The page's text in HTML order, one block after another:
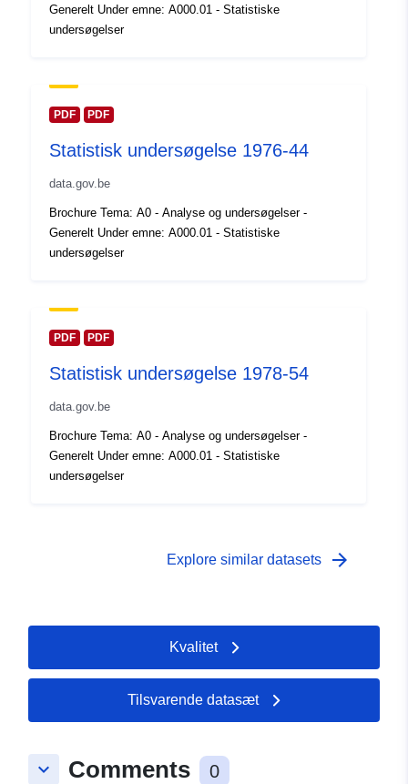
kataloger:
February 2024
Fysiske:
[ 2.54, 49.49 ], [ 2.54, 51.51 ]
Polygon
Identifikatorer:
der:
dækning:
- 31 December 1975
Generelt Under emne: A000.01 - Statistiske
undersøgelser
PDF PDF
Statistisk undersøgelse 1976-44
data.gov.be
Brochure Tema: A0 - Analyse og undersøgelser -
Generelt Under emne: A000.01 - Statistiske
undersøgelser
PDF PDF
Statistisk undersøgelse 1978-54
data.gov.be
Brochure Tema: A0 - Analyse og undersøgelser -
Generelt Under emne: A000.01 - Statistiske
undersøgelser
Explore similar datasets arrow_forward
Kvalitet
Tilsvarende datasæt
keyboard_arrow_down Comments 0